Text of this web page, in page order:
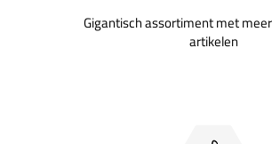
Gigantisch assortiment met
artikelen